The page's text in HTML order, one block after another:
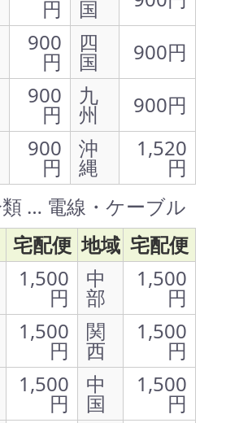
円 国
900
円
四
国
900円
900
円
九
州
900円
900
円
沖
縄
1,520
円
… 電線・ケーブル
宅配便 地域 宅配便
1,500
円
中
部
1,500
円
1,500
円
関
西
1,500
円
1,500
円
中
国
1,500
円